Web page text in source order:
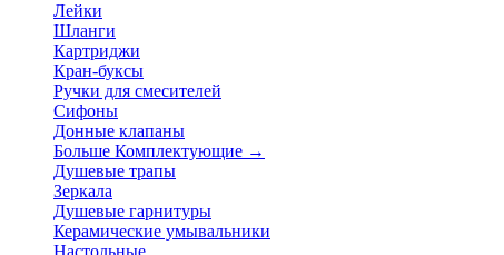
Лейки
Шланги
Картриджи
Кран-буксы
Ручки для смесителей
Сифоны
Донные клапаны
Больше Комплектующие →
Душевые трапы
Зеркала
Душевые гарнитуры
Керамические умывальники
Настольные